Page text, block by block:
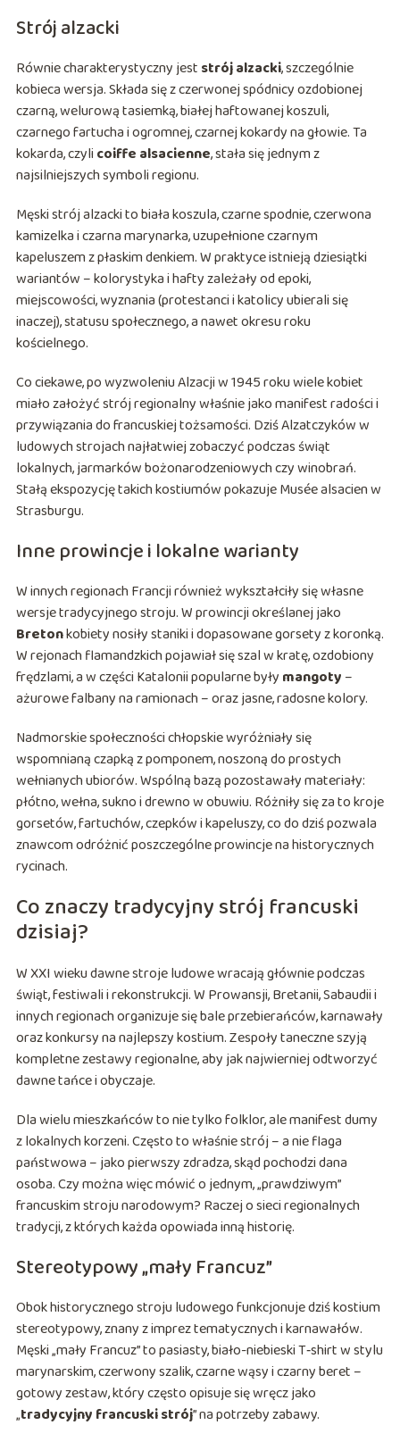
Strój alzacki
Równie charakterystyczny jest strój alzacki, szczególnie
kobieca wersja. Składa się z czerwonej spódnicy ozdobionej
czarną, welurową tasiemką, białej haftowanej koszuli,
czarnego fartucha i ogromnej, czarnej kokardy na głowie. Ta
kokarda, czyli coiffe alsacienne, stała się jednym z
najsilniejszych symboli regionu.
Męski strój alzacki to biała koszula, czarne spodnie, czerwona
kamizelka i czarna marynarka, uzupełnione czarnym
kapeluszem z płaskim denkiem. W praktyce istnieją dziesiątki
wariantów – kolorystyka i hafty zależały od epoki,
miejscowości, wyznania (protestanci i katolicy ubierali się
inaczej), statusu społecznego, a nawet okresu roku
kościelnego.
Co ciekawe, po wyzwoleniu Alzacji w 1945 roku wiele kobiet
miało założyć strój regionalny właśnie jako manifest radości i
przywiązania do francuskiej tożsamości. Dziś Alzatczyków w
ludowych strojach najłatwiej zobaczyć podczas świąt
lokalnych, jarmarków bożonarodzeniowych czy winobrań.
Stałą ekspozycję takich kostiumów pokazuje Musée alsacien w
Strasburgu.
Inne prowincje i lokalne warianty
W innych regionach Francji również wykształciły się własne
wersje tradycyjnego stroju. W prowincji określanej jako
Bretonkobiety nosiły staniki i dopasowane gorsety z koronką.
W rejonach flamandzkich pojawiał się szal w kratę, ozdobiony
frędzlami, a w części Katalonii popularne były mangoty –
ażurowe falbany na ramionach – oraz jasne, radosne kolory.
Nadmorskie społeczności chłopskie wyróżniały się
wspomnianą czapką z pomponem, noszoną do prostych
wełnianych ubiorów. Wspólną bazą pozostawały materiały:
płótno, wełna, sukno i drewno w obuwiu. Różniły się za to kroje
gorsetów, fartuchów, czepków i kapeluszy, co do dziś pozwala
znawcom odróżnić poszczególne prowincje na historycznych
rycinach.
Co znaczy tradycyjny strój francuski
dzisiaj?
W XXI wieku dawne stroje ludowe wracają głównie podczas
świąt, festiwali i rekonstrukcji. W Prowansji, Bretanii, Sabaudii i
innych regionach organizuje się bale przebierańców, karnawały
oraz konkursy na najlepszy kostium. Zespoły taneczne szyją
kompletne zestawy regionalne, aby jak najwierniej odtworzyć
dawne tańce i obyczaje.
Dla wielu mieszkańców to nie tylko folklor, ale manifest dumy
z lokalnych korzeni. Często to właśnie strój – a nie flaga
państwowa – jako pierwszy zdradza, skąd pochodzi dana
osoba. Czy można więc mówić o jednym, „prawdziwym”
francuskim stroju narodowym? Raczej o sieci regionalnych
tradycji, z których każda opowiada inną historię.
Stereotypowy „mały Francuz”
Obok historycznego stroju ludowego funkcjonuje dziś kostium
stereotypowy, znany z imprez tematycznych i karnawałów.
Męski „mały Francuz” to pasiasty, biało-niebieski T‑shirt w stylu
marynarskim, czerwony szalik, czarne wąsy i czarny beret –
gotowy zestaw, który często opisuje się wręcz jako
„tradycyjny francuski strój” na potrzeby zabawy.